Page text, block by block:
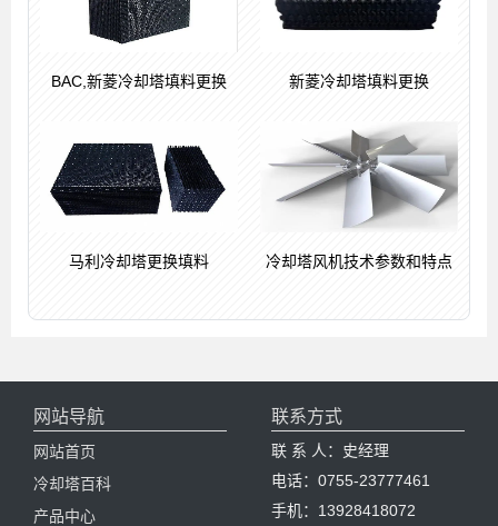
BAC,新菱冷却塔填料更换 新菱冷却塔填料更换
马利冷却塔更换填料 冷却塔风机技术参数和特点
网站导航
网站首页
冷却塔百科
产品中心
联系方式
联 系 人：史经理
电话：0755-23777461
手机：13928418072